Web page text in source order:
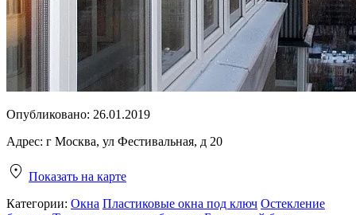
Опубликовано: 26.01.2019
Адрес: г Москва, ул Фестивальная, д 20
Показать на карте
Категории: Окна Пластиковые окна под ключ Остекление